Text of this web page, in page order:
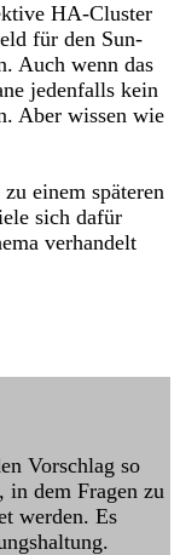
HA-Cluster
für den Sun-
Auch wenn das
jedenfalls kein
Aber wissen wie
einem späteren
sich dafür
verhandelt
Vorschlag so
in dem Fragen zu
werden. Es